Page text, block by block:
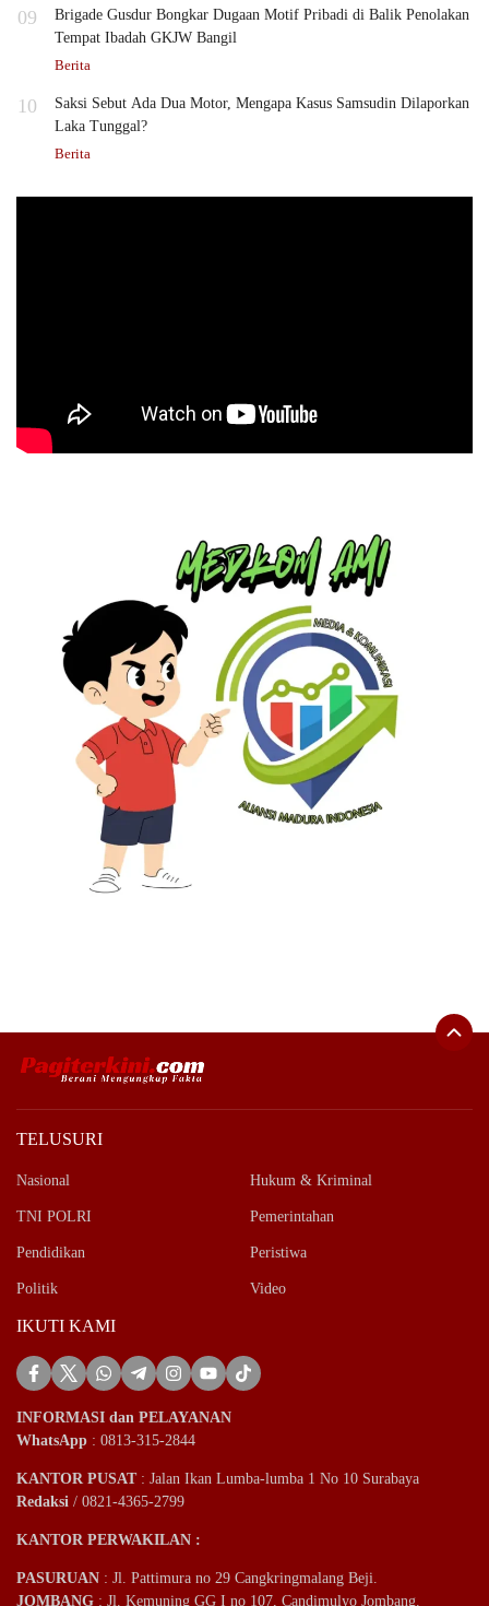
09
Brigade Gusdur Bongkar Dugaan Motif Pribadi di Balik Penolakan
Tempat Ibadah GKJW Bangil
Berita
10
Saksi Sebut Ada Dua Motor, Mengapa Kasus Samsudin Dilaporkan
Laka Tunggal?
Berita
TELUSURI
Nasional Hukum & Kriminal
TNI POLRI Pemerintahan
Pendidikan Peristiwa
Politik Video
IKUTI KAMI
INFORMASI dan PELAYANAN
WhatsApp : 0813-315-2844
KANTOR PUSAT: Jalan Ikan Lumba-lumba 1 No 10 Surabaya
Redaksi / 0821-4365-2799
KANTOR PERWAKILAN :
PASURUAN : Jl. Pattimura no 29 Cangkringmalang Beji.
JOMBANG : Jl. Kemuning GG I no 107, Candimulyo Jombang.